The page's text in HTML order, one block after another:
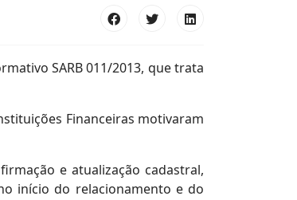
SARB 011/2013, que trata
Financeiras motivaram
e atualização cadastral,
início do relacionamento e do